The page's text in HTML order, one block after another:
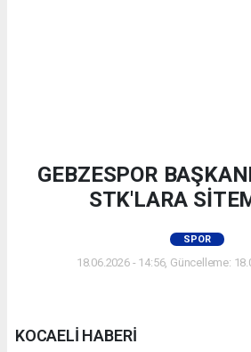
GEBZESPOR
STK'LARA
SPOR
18.06.2026 - 14:56, Güncelleme:
KOCAELİ HABERİ